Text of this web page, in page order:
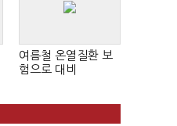
여름철 온열질환 보
험으로 대비